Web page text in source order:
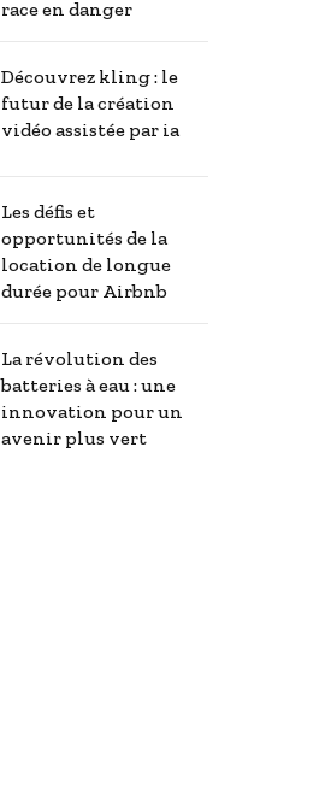
race en danger
Découvrez kling : le
futur de la création
vidéo assistée par ia
Les défis et
opportunités de la
location de longue
durée pour Airbnb
La révolution des
batteries à eau : une
innovation pour un
avenir plus vert